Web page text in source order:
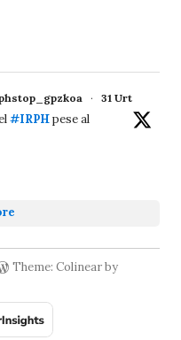
· 31 Urt
#IRPHpese al
Theme: Colinear by